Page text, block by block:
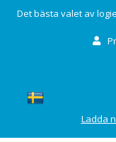
Det bästa valet av
Ladda